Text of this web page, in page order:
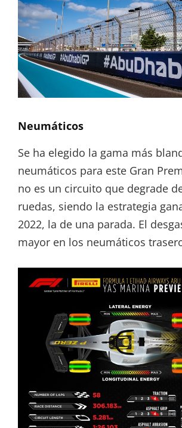
Neumáticos
Se ha elegido la gama más
neumáticos para este Gran
no es un circuito que degrade
ruedas, siendo la estrategia
2022, la de una parada. El
mayor en los neumáticos